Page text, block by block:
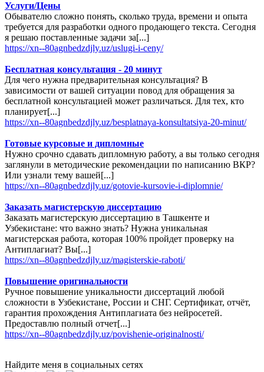
Услуги/Цены
Обывателю сложно понять, сколько труда, времени и опыта
требуется для разработки одного продающего текста. Сегодня
я решаю поставленные задачи за[...]
https://xn--80agnbedzdjly.uz/uslugi-i-ceny/
Бесплатная консультация - 20 минут
Для чего нужна предварительная консультация? В
зависимости от вашей ситуации повод для обращения за
бесплатной консультацией может различаться. Для тех, кто
планирует[...]
https://xn--80agnbedzdjly.uz/besplatnaya-konsultatsiya-20-minut/
Готовые курсовые и дипломные
Нужно срочно сдавать дипломную работу, а вы только сегодня
заглянули в методические рекомендации по написанию ВКР?
Или узнали тему вашей[...]
https://xn--80agnbedzdjly.uz/gotovie-kursovie-i-diplomnie/
Заказать магистерскую диссертацию
Заказать магистерскую диссертацию в Ташкенте и
Узбекистане: что важно знать? Нужна уникальная
магистерская работа, которая 100% пройдет проверку на
Антиплагиат? Вы[...]
https://xn--80agnbedzdjly.uz/magisterskie-raboti/
Повышение оригинальности
Ручное повышение уникальности диссертаций любой
сложности в Узбекистане, России и СНГ. Сертификат, отчёт,
гарантия прохождения Антиплагиата без нейросетей.
Предоставлю полный отчет[...]
https://xn--80agnbedzdjly.uz/povishenie-originalnosti/
Найдите меня в социальных сетях